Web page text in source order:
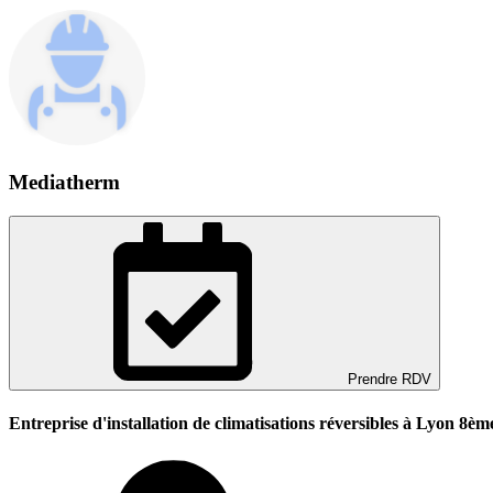
Mediatherm
Prendre RDV
Entreprise d'installation de climatisations réversibles à Lyon